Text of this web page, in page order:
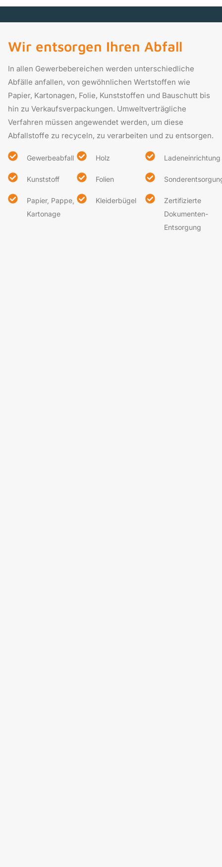
Wir entsorgen Ihren Abfall
In allen Gewerbebereichen werden unterschiedliche
Abfälle anfallen, von gewöhnlichen Wertstoffen wie
Papier, Kartonagen, Folie, Kunststoffen und Bauschutt bis
hin zu Verkaufsverpackungen. Umweltverträgliche
Verfahren müssen angewendet werden, um diese
Abfallstoffe zu recyceln, zu verarbeiten und zu entsorgen.
Gewerbeabfall
Kunststoff
Papier, Pappe,
Kartonage
Holz
Folien
Kleiderbügel
Ladeneinrichtung
Zertifizierte
Dokumenten-
Entsorgung